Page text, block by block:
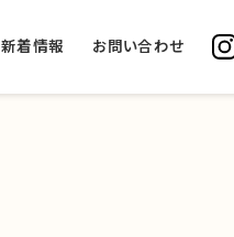
新着情報 お問い合わせ